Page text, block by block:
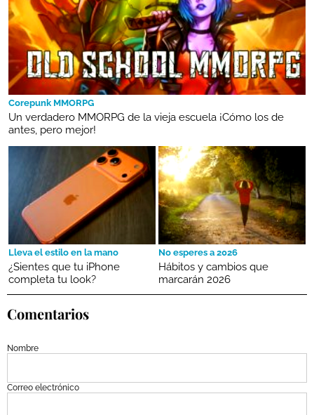
Corepunk MMORPG
Un verdadero MMORPG de la vieja escuela ¡Cómo los de
antes, pero mejor!
Lleva el estilo en la mano
¿Sientes que tu iPhone
completa tu look?
No esperes a 2026
Hábitos y cambios que
marcarán 2026
Comentarios
Nombre
Correo electrónico